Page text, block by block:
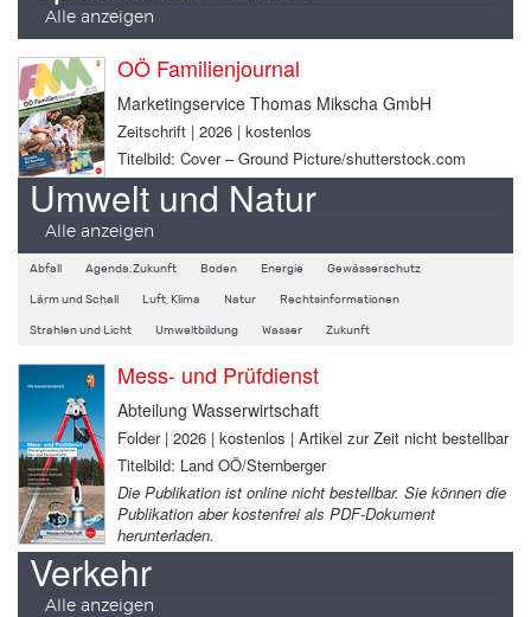
Alle anzeigen
OÖ Familienjournal
Marketingservice Thomas Mikscha GmbH
Zeitschrift | 2026 | kostenlos
Titelbild: Cover – Ground Picture/shutterstock.com
Umwelt und Natur
Alle anzeigen
Abfall Agenda.Zukunft Boden Energie Gewässerschutz
Lärm und Schall Luft, Klima Natur Rechtsinformationen
Strahlen und Licht Umweltbildung Wasser Zukunft
Mess- und Prüfdienst
Abteilung Wasserwirtschaft
Folder | 2026 | kostenlos | Artikel zur Zeit nicht bestellbar
Titelbild: Land OÖ/Sternberger
Die Publikation ist online nicht bestellbar. Sie können die
Publikation aber kostenfrei als PDF-Dokument
herunterladen.
Verkehr
Alle anzeigen